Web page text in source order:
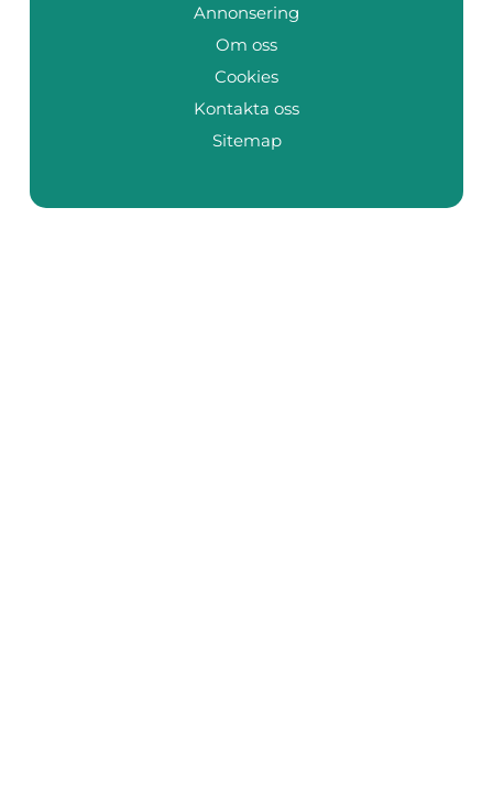
Annonsering
Om oss
Cookies
Kontakta oss
Sitemap